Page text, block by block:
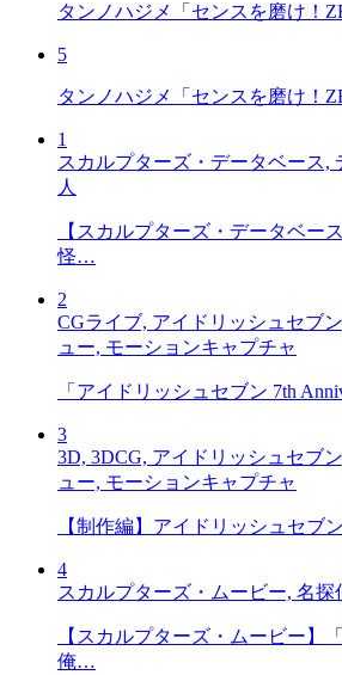
タンノハジメ「センスを磨け！
5
タンノハジメ「センスを磨け！
1
スカルプターズ・データベース,
人
【スカルプターズ・データベー
怪…
2
CGライブ, アイドリッシュセブ
ュー, モーションキャプチャ
「アイドリッシュセブン 7th
3
3D, 3DCG, アイドリッシュセブ
ュー, モーションキャプチャ
【制作編】アイドリッシュセブ
4
スカルプターズ・ムービー, 名探
【スカルプターズ・ムービー】
俺…